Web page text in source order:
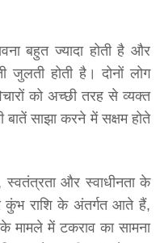
बहुत ज्यादा होती है और
जुलती होती है। दोनों लोग
को अच्छी तरह से व्यक्त
साझा करने में सक्षम होते
और स्वाधीनता के
कुंभ राशि के अंतर्गत आते हैं,
मामले में टकराव का सामना